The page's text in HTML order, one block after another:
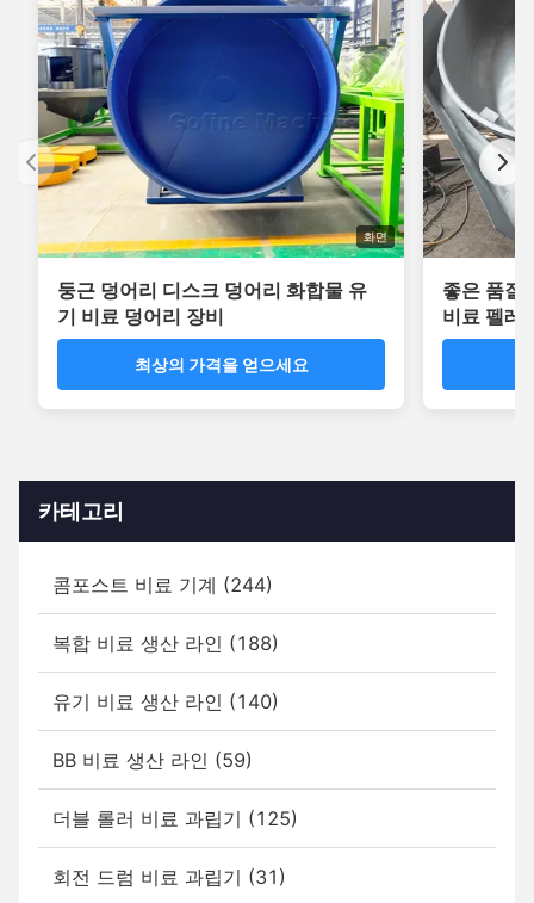
화면
둥근 덩어리 디스크 덩어리 화합물 유
기 비료 덩어리 장비
최상의 가격을 얻으세요
좋은 품질
비료 펠레
카테고리
콤포스트 비료 기계 (244)
복합 비료 생산 라인 (188)
유기 비료 생산 라인 (140)
BB 비료 생산 라인 (59)
더블 롤러 비료 과립기 (125)
회전 드럼 비료 과립기 (31)